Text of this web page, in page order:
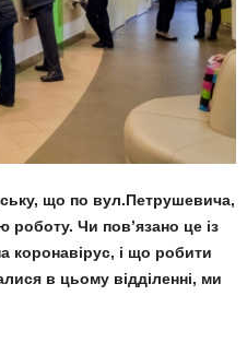
що по вул.Петрушевича,
Чи пов’язано це із
коронавірус, і що робити
в цьому відділенні, ми